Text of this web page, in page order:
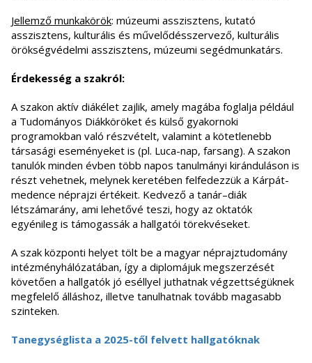
Jellemző munkakörök: múzeumi asszisztens, kutató
asszisztens, kulturális és művelődésszervező, kulturális
örökségvédelmi asszisztens, múzeumi segédmunkatárs.
Érdekesség a szakról:
A szakon aktív diákélet zajlik, amely magába foglalja például
a Tudományos Diákköröket és külső gyakornoki
programokban való részvételt, valamint a kötetlenebb
társasági eseményeket is (pl. Luca-nap, farsang). A szakon
tanulók minden évben több napos tanulmányi kiránduláson is
részt vehetnek, melynek keretében felfedezzük a Kárpát-
medence néprajzi értékeit. Kedvező a tanár–diák
létszámarány, ami lehetővé teszi, hogy az oktatók
egyénileg is támogassák a hallgatói törekvéseket.
A szak központi helyet tölt be a magyar néprajztudomány
intézményhálózatában, így a diplomájuk megszerzését
követően a hallgatók jó eséllyel juthatnak végzettségüknek
megfelelő álláshoz, illetve tanulhatnak tovább magasabb
szinteken.
Tanegységlista a 2025-től felvett hallgatóknak